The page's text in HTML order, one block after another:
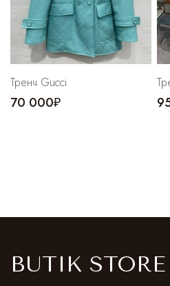
Тренч Gucci
70 000₽
BUTIK STORE